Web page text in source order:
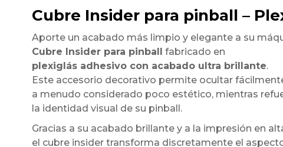
Cubre Insider para pinball –
Aporte un acabado más limpio y elegante a su
Cubre Insider para pinball fabricado en
plexiglás adhesivo con acabado ultra brillante.
Este accesorio decorativo permite ocultar
a menudo considerado poco estético, mientras
la identidad visual de su pinball.
Gracias a su acabado brillante y a la impresión en
el cubre insider transforma discretamente el